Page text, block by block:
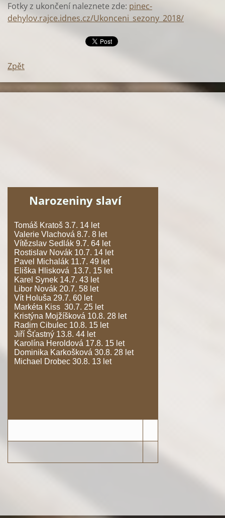
Fotky z ukončení naleznete zde: pinec-
dehylov.rajce.idnes.cz/Ukonceni_sezony_2018/
Zpět
Narozeniny slaví
Tomáš Kratoš 3.7. 14 let
Valerie Vlachová 8.7. 8 let
Vítězslav Sedlák 9.7. 64 let
Rostislav Novák 10.7. 14 let
Pavel Michalák 11.7. 49 let
Eliška Hlisková 13.7. 15 let
Karel Synek 14.7. 43 let
Libor Novák 20.7. 58 let
Vít Holuša 29.7. 60 let
Markéta Kiss 30.7. 25 let
Kristýna Mojžíšková 10.8. 28 let
Radim Cibulec 10.8. 15 let
Jiří Šťastný 13.8. 44 let
Karolína Heroldová 17.8. 15 let
Dominika Karkošková 30.8. 28 let
Michael Drobec 30.8. 13 let